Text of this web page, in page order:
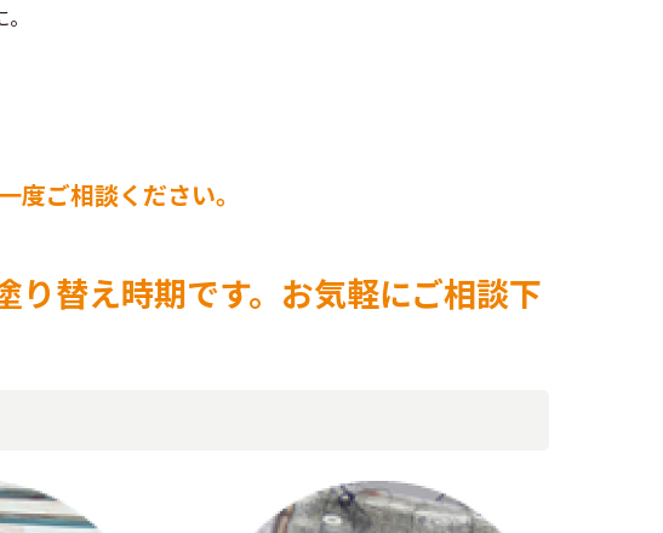
度ご相談ください。
替え時期です。お気軽にご相談下